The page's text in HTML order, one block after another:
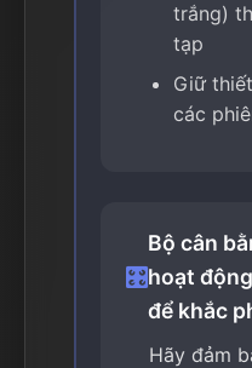
trắng)
tạp
Giữ
các
🎛️
Bộ cân
hoạt
để khắc
Hãy đảm